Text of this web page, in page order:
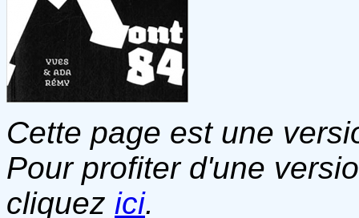
Cette page est une
Pour profiter d'une
cliquez ici.